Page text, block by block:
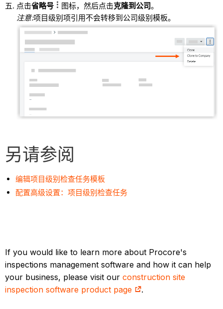
点击省略号 图标，然后点击克隆到公司。
注意:项目级别项引用不会转移到公司级别模板。
另请参阅
编辑项目级别检查任务模板
配置高级设置：项目级别检查任务
If you would like to learn more about Procore's
inspections management software and how it can help
your business, please visit ourconstruction site
inspection software product page
.